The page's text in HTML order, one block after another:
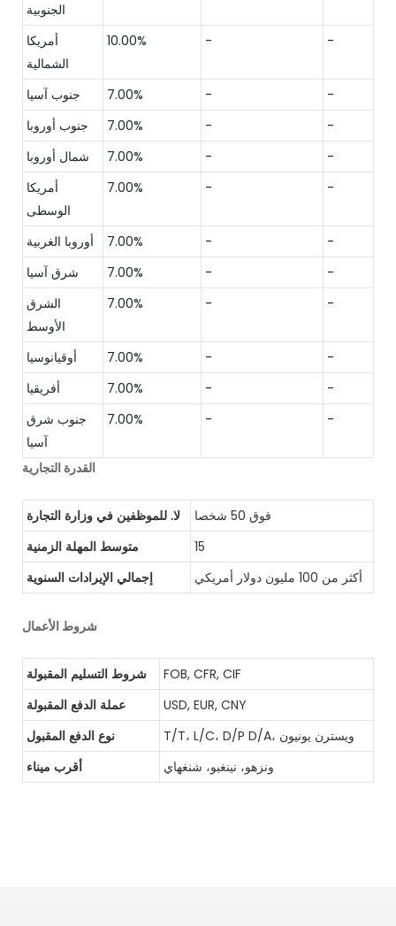
الجنوبية
أمريكا
الشمالية
10.00% - -
جنوب آسيا 7.00% -
-
جنوب أوروبا
7.00% -
-
شمال أوروبا
7.00% -
-
أمريكا
الوسطى
7.00% - -
أوروبا الغربية 7.00% -
-
شرق آسيا
7.00% -
-
الشرق
الأوسط
7.00% - -
أوقيانوسيا 7.00% -
-
أفريقيا
7.00% -
-
جنوب شرق
آسيا
7.00% - -
القدرة التجارية
لا. للموظفين في وزارة التجارة
فوق 50 شخصا
متوسط ​​المهلة الزمنية
15
إجمالي الإيرادات السنوية
أكثر من 100 مليون دولار أمريكي
شروط الأعمال
شروط التسليم المقبولة
FOB, CFR, CIF
عملة الدفع المقبولة
USD, EUR, CNY
نوع الدفع المقبول
T/T، L/C، D/P D/A، ويسترن يونيون
أقرب ميناء
ونزهو، نينغبو، شنغهاي